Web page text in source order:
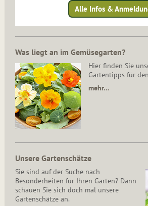
Alle Infos &
Was liegt an im Gemüsegarten?
Hier finden Sie
Gartentipps für
mehr…
Unsere Gartenschätze
Sie sind auf der Suche nach
Besonderheiten für Ihren Garten? Dann
schauen Sie sich doch mal unsere
Gartenschätze an.